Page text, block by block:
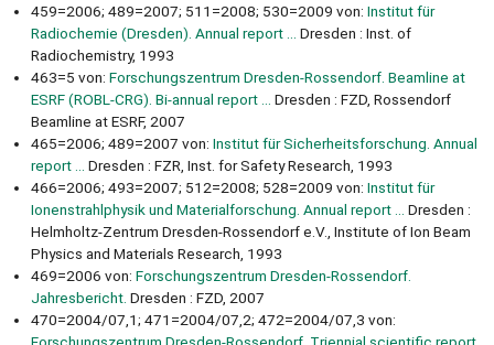
459=2006; 489=2007; 511=2008; 530=2009 von: Institut für
Radiochemie (Dresden). Annual report ...
Dresden : Inst. of
Radiochemistry, 1993
463=5 von: Forschungszentrum Dresden-Rossendorf. Beamline at
ESRF (ROBL-CRG). Bi-annual report ...
Dresden : FZD, Rossendorf
Beamline at ESRF, 2007
465=2006; 489=2007 von: Institut für Sicherheitsforschung. Annual
report ...
Dresden : FZR, Inst. for Safety Research, 1993
466=2006; 493=2007; 512=2008; 528=2009 von: Institut für
Ionenstrahlphysik und Materialforschung. Annual report ...
Dresden :
Helmholtz-Zentrum Dresden-Rossendorf e.V., Institute of Ion Beam
Physics and Materials Research, 1993
469=2006 von: Forschungszentrum Dresden-Rossendorf.
Jahresbericht. Dresden : FZD, 2007
470=2004/07,1; 471=2004/07,2; 472=2004/07,3 von:
Forschungszentrum Dresden-Rossendorf. Triennial scientific report